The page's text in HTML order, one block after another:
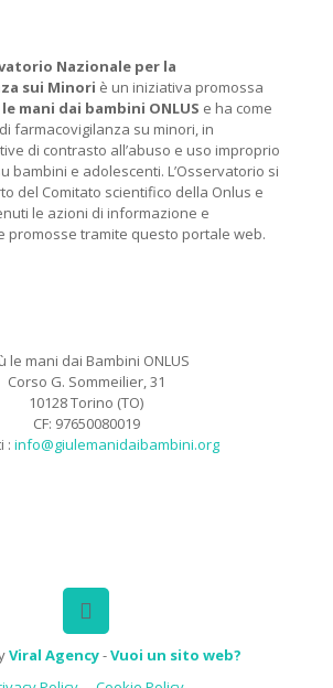
Nazionale per la
sui Minori è un iniziativa promossa
le mani dai bambini ONLUS e ha come
farmacovigilanza su minori, in
di contrasto all’abuso e uso improprio
bambini e adolescenti. L’Osservatorio si
del Comitato scientifico della Onlus e
le azioni di informazione e
promosse tramite questo portale web.
le mani dai Bambini ONLUS
Corso G. Sommeilier, 31
10128 Torino (TO)
CF: 97650080019
: info@giulemanidaibambini.org
Viral Agency-Vuoi un sito web?